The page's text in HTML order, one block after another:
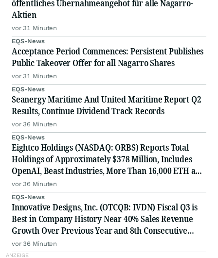
öffentliches Übernahmeangebot für alle Nagarro-
Aktien
vor 31 Minuten
EQS-News
Acceptance Period Commences: Persistent Publishes
Public Takeover Offer for all Nagarro Shares
vor 31 Minuten
EQS-News
Seanergy Maritime And United Maritime Report Q2
Results, Continue Dividend Track Records
vor 36 Minuten
EQS-News
Eightco Holdings (NASDAQ: ORBS) Reports Total
Holdings of Approximately $378 Million, Includes
OpenAI, Beast Industries, More Than 16,000 ETH and
Nearly 302 Million WLD Tokens
vor 36 Minuten
EQS-News
Innovative Designs, Inc. (OTCQB: IVDN) Fiscal Q3 is
Best in Company History Near 40% Sales Revenue
Growth Over Previous Year and 8th Consecutive
Quarter of Profitability
vor 36 Minuten